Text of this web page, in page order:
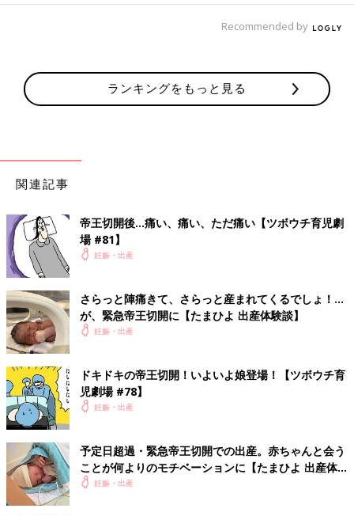
Recommended by
ランキングをもっと見る
関連記事
帝王切開後…痛い、痛い、ただ痛い【ツボウチ育児劇
場 #81】
妊娠・出産
さらっと陣痛きて、さらっと産まれてくるでしょ！…
が、緊急帝王切開に【たまひよ 出産体験談】
妊娠・出産
ドキドキの帝王切開！いよいよ娘登場！【ツボウチ育
児劇場 #78】
妊娠・出産
予定日超過・緊急帝王切開での出産。赤ちゃんと会う
ことが何よりのモチベーションに【たまひよ 出産体
験談】妊娠・出産